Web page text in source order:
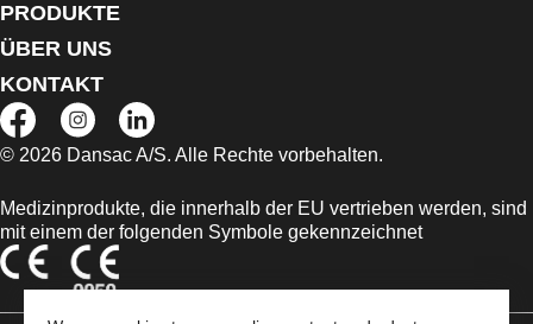
PRODUKTE
ÜBER UNS
KONTAKT
© 2026 Dansac A/S. Alle Rechte vorbehalten.
Medizinprodukte, die innerhalb der EU vertrieben werden, sind
mit einem der folgenden Symbole gekennzeichnet